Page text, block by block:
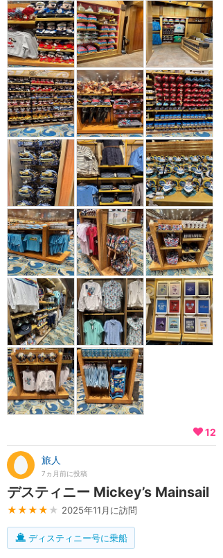
12
旅人
7ヵ月前に投稿
デスティニー Mickey’s Mainsail
★★★★ ★ 2025年11月に訪問
ディスティニー号に乗船